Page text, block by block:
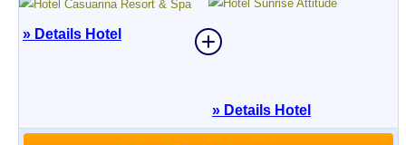
» Details Hotel
» Details Hotel